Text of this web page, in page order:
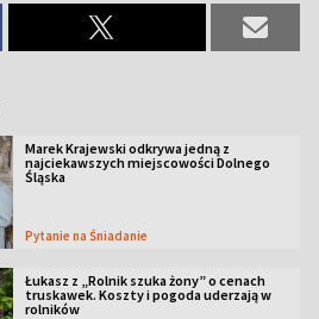
Marek Krajewski odkrywa jedną z
najciekawszych miejscowości Dolnego
Śląska
Pytanie na Śniadanie
Łukasz z „Rolnik szuka żony” o cenach
truskawek. Koszty i pogoda uderzają w
rolników